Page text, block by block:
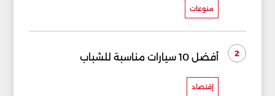
منوعات
2 أفضل 10 سيارات مناسبة للشباب
إقتصاد